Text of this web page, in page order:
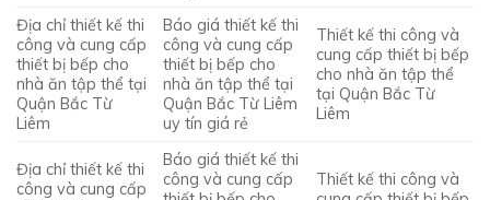
Địa chỉ thiết kế thi
công và cung cấp
thiết bị bếp cho
nhà ăn tập thể tại
Quận Bắc Từ
Liêm
Báo giá thiết kế thi
công và cung cấp
thiết bị bếp cho
nhà ăn tập thể tại
Quận Bắc Từ Liêm
uy tín giá rẻ
Thiết kế thi công và
cung cấp thiết bị bếp
cho nhà ăn tập thể
tại Quận Bắc Từ
Liêm
Địa chỉ thiết kế thi
công và cung cấp
Báo giá thiết kế thi
công và cung cấp
Thiết kế thi công và